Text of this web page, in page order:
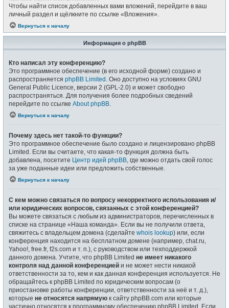
Чтобы найти список добавленных вами вложений, перейдите в ваш
личный раздел и щёлкните по ссылке «Вложения».
Вернуться к началу
Информация о phpBB
Кто написал эту конференцию?
Это программное обеспечение (в его исходной форме) создано и
распространяется phpBB Limited . Оно доступно на условиях GNU
General Public Licence, версии 2 (GPL-2.0) и может свободно
распространяться. Для получения более подробных сведений
перейдите по ссылке About phpBB
Вернуться к началу
Почему здесь нет такой-то функции?
Это программное обеспечение было создано и лицензировано phpBB
Limited. Если вы считаете, что какая-то функция должна быть
добавлена, посетите Центр идей phpBB , где можно отдать свой голос
за уже поданные идеи или предложить собственные.
Вернуться к началу
С кем можно связаться по вопросу некорректного использования и/
или юридических вопросов, связанных с этой конференцией?
Вы можете связаться с любым из администраторов, перечисленных в
списке на странице «Наша команда». Если вы не получили ответа,
свяжитесь с владельцем домена (сделайте whois lookup) или, если
конференция находится на бесплатном домене (например, chat.ru,
Yahoo!, free.fr, f2s.com и т. п.), с руководством или техподдержкой
данного домена. Учтите, что phpBB Limited не имеет никакого
контроля над данной конференцией и не может нести никакой
ответственности за то, кем и как данная конференция используется. Не
обращайтесь к phpBB Limited по юридическим вопросам (о
приостановке работы конференции, ответственности за неё и т. д.),
которые не относятся напрямую к сайту phpBB.com или которые
частично относятся к программному обеспечению phpBB Limited. Если